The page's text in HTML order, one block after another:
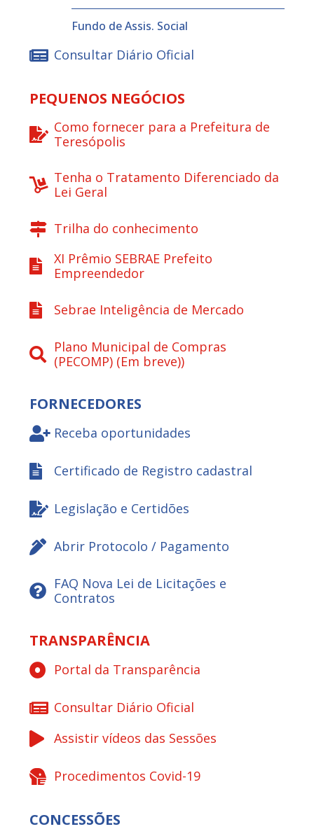
Fundo de Assis. Social
Consultar Diário Oficial
PEQUENOS NEGÓCIOS
Como fornecer para a Prefeitura de
Teresópolis
Tenha o Tratamento Diferenciado da
Lei Geral
Trilha do conhecimento
XI Prêmio SEBRAE Prefeito
Empreendedor
Sebrae Inteligência de Mercado
Plano Municipal de Compras
(PECOMP) (Em breve))
FORNECEDORES
Receba oportunidades
Certificado de Registro cadastral
Legislação e Certidões
Abrir Protocolo / Pagamento
FAQ Nova Lei de Licitações e
Contratos
TRANSPARÊNCIA
Portal da Transparência
Consultar Diário Oficial
Assistir vídeos das Sessões
Procedimentos Covid-19
CONCESSÕES